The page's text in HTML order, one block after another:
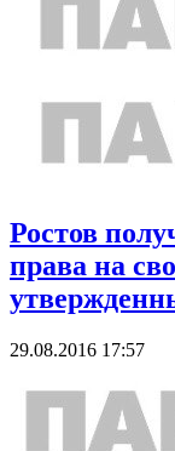
Ростов
права на
29.08.2016 17:57